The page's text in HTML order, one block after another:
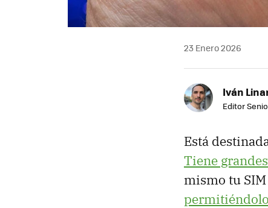
23 Enero 2026
Iván
Editor
Está
Tiene
mismo tu